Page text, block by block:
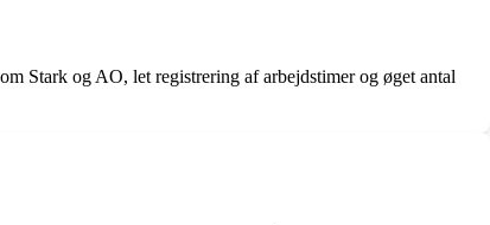
Stark og AO, let registrering af arbejdstimer og øget antal